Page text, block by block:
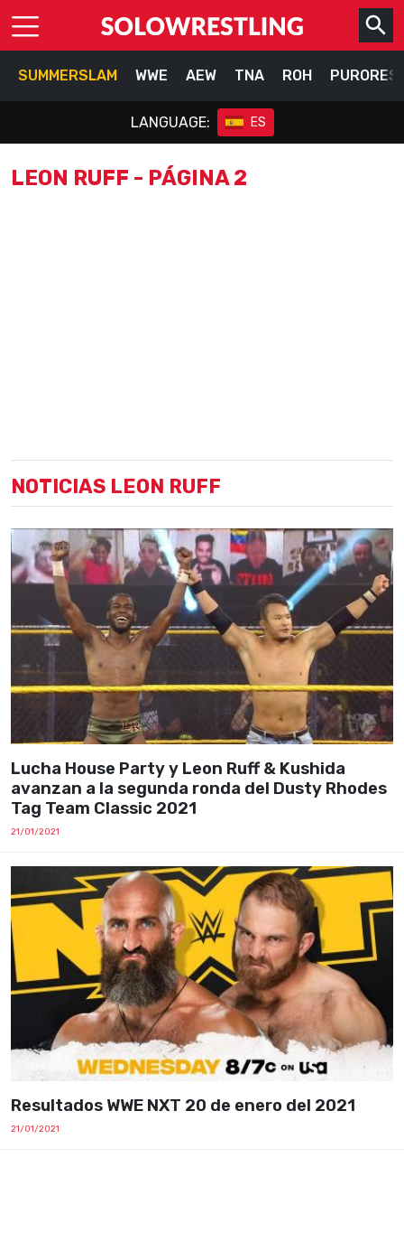
SUMMERSLAM WWE AEW TNA ROH
LANGUAGE: ES
LEON RUFF - PÁGINA 2
NOTICIAS LEON RUFF
Lucha House Party y Leon Ruff & Kushida
avanzan a la segunda ronda del Dusty Rhodes
Tag Team Classic 2021
21/01/2021
Resultados WWE NXT 20 de enero del 2021
21/01/2021